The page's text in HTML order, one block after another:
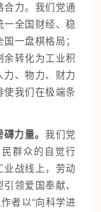
合力。我们党通
一全国财经、稳
一盘棋格局；
余转化为工业积
力、物力、财力
使我们在极端条
力量。 我们党
群众的自觉行
业战线上，劳动
领爱国奉献、
者以“向科学进